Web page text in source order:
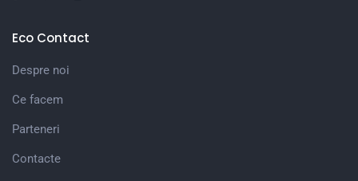
Eco Contact
Despre noi
Ce facem
Parteneri
Contacte